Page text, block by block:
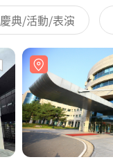
慶典/活動/表演